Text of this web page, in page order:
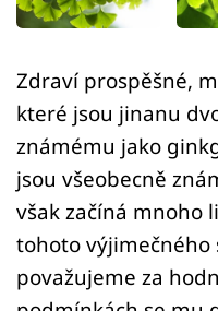
Zdraví prospěšné,
které jsou jinanu
známému jako
jsou všeobecně
však začíná mnoho
tohoto výjimečného
považujeme za